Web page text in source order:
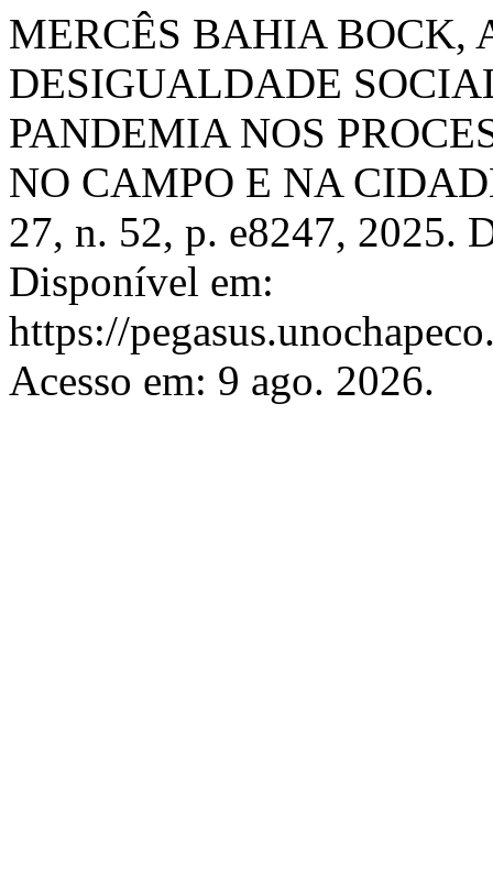
MERCÊS BAHIA BOCK,
DESIGUALDADE
PANDEMIA NOS
NO CAMPO E NA
27, n. 52, p. e8247, 2025.
Disponível em:
https://
Acesso em: 9 ago. 2026.